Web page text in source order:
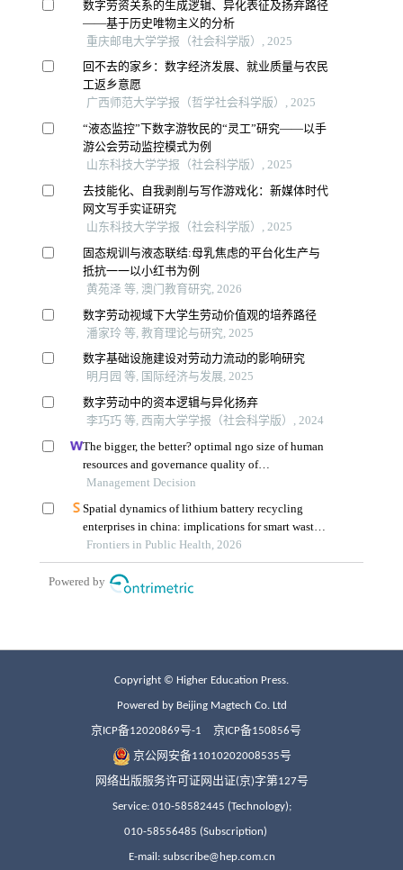
Copyright © Higher Education Press.
Powered by Beijing Magtech Co. Ltd
京ICP备12020869号-1 京ICP备150856号
京公网安备11010202008535号
网络出版服务许可证网出证(京)字第127号
Service: 010-58582445 (Technology);
010-58556485 (Subscription)
E-mail: subscribe@hep.com.cn